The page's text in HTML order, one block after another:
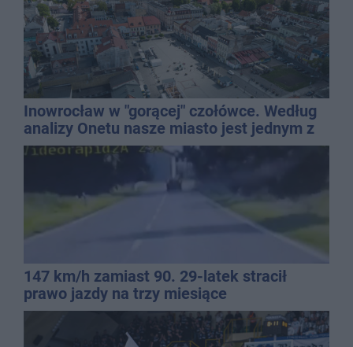
Inowrocław w "gorącej" czołówce. Według
analizy Onetu nasze miasto jest jednym z
najbardziej narażonych na upały
147 km/h zamiast 90. 29-latek stracił
prawo jazdy na trzy miesiące